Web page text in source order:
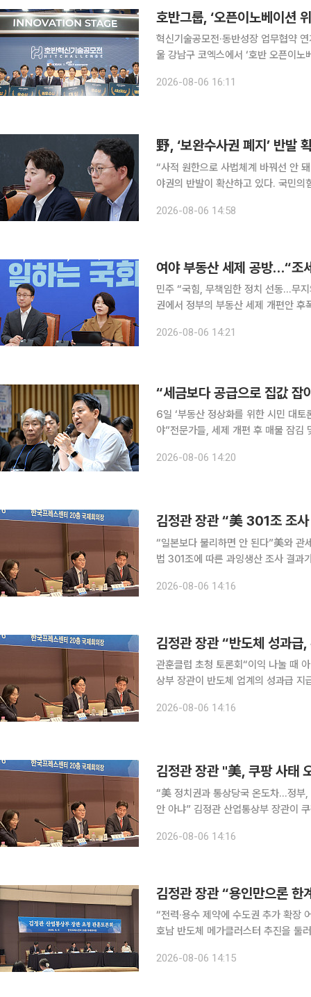
호반그룹, ‘오픈이노베이션
혁신기술공모전·동반성장 업무협약 연계 운
울 강남구 코엑스에서 ‘호반 오픈이
2026-08-06 16:11
野, ‘보완수사권 폐지’ 반발
“사적 원한으로 사법체계 바꿔선 안 돼” 검사의 보완수사권을 폐지한 형사소송법 개정안을
야권의 반발이 확산하고 있다. 국민
는 6일 국회 의원회관에서 ‘검찰개혁
2026-08-06 14:58
여야 부동산 세제 공방…“조
민주 “국힘, 무책임한 정치 선동…무지
권에서 정부의 부동산 세제 개편안
한정애 민주당 정책위의장은 6일 국
2026-08-06 14:21
“세금보다 공급으로 집값 잡
6일 ‘부동산 정상화를 위한 시민 대
야”전문가들, 세제 개편 후 매물 잠김 및 전·월세난 우려 정부가
해 마련한 첫 공개 토론회에서 세제
2026-08-06 14:20
“일본보다 불리하면 안 된다”美와 관세·조선 협력 동시 협의
법 301조에 따른 과잉생산 조사 결과
2026-08-06 14:16
관훈클럽 초청 토론회“이익 나눌 때 아닌
상부 장관이 반도체 업계의 성과급 지
이어지는 가운데, 핵심 연구인력에 대
2026-08-06 14:16
김정관 장관 "美, 쿠팡 사태
“美 정치권과 통상당국 온도차…정부,
안 아냐” 김정관 산업통상부 장관이 쿠팡 개인정보 유출 사태를 둘러싼 한미 간 시각차와 관련해 미
밝혔다. 다만 이번 사안이 한미동맹을
2026-08-06 14:16
김정관 장관 “용인만으론
“전력·용수 제약에 수도권 추가 확장 어려워”“중
호남 반도체 메가클러스터 추진을 둘
업의 예상보다 빠른 추격을 거론하며
2026-08-06 14:15